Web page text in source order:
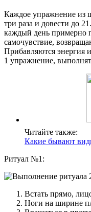
Каждое упражнение из
три раза и довести до
каждый день примерно
самочувствие,
Прибавляются энергия
1 упражнение,
Читайте также:
Какие бывают
Ритуал №1:
Встать прямо,
Ноги на ширине